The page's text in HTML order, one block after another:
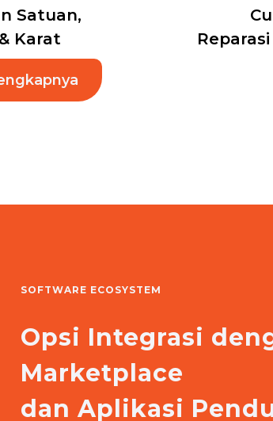
Satuan,
Karat
SOFTWARE ECOSYSTEM
Opsi Integrasi
Marketplace
dan Aplikasi